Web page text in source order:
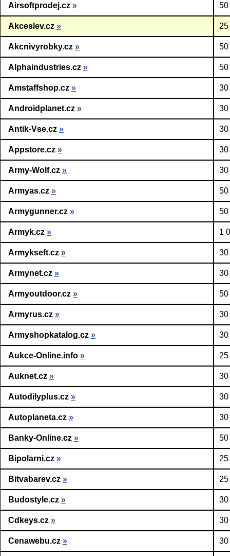
Airsoftprodej.cz » 50
Akceslev.cz »
Akcnivyrobky.cz » 50
Alphaindustries.cz » 50
Amstaffshop.cz » 30
Androidplanet.cz » 30
Antik-Vse.cz » 30
Appstore.cz » 30
Army-Wolf.cz » 30
Armyas.cz » 50
Armygunner.cz » 50
Armyk.cz » 1
Armykseft.cz » 30
Armynet.cz » 30
Armyoutdoor.cz » 50
Armyrus.cz » 30
Armyshopkatalog.cz » 30
Aukce-Online.info »
Auknet.cz » 30
Autodilyplus.cz » 30
Autoplaneta.cz » 30
Banky-Online.cz » 50
Bipolarni.cz »
Bitvabarev.cz »
Budostyle.cz » 30
Cdkeys.cz » 30
Cenawebu.cz » 30